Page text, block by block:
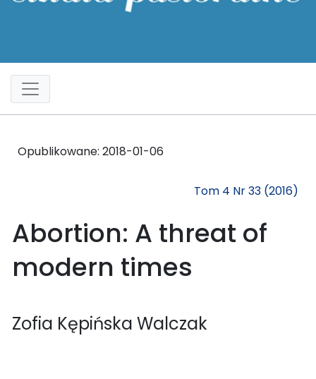
Opublikowane: 2018-01-06
Tom 4 Nr 33 (2016)
Abortion: A threat of
modern times
Zofia Kępińska Walczak